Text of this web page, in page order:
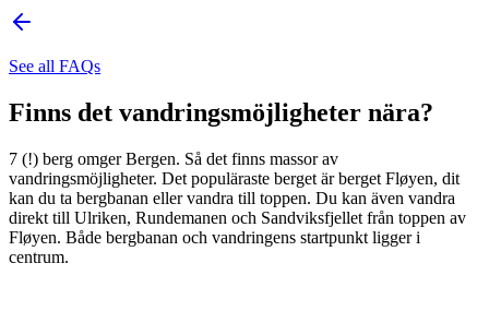
See all FAQs
Finns det vandringsmöjligheter nära?
7 (!) berg omger Bergen. Så det finns massor av
vandringsmöjligheter. Det populäraste berget är berget Fløyen, dit
kan du ta bergbanan eller vandra till toppen. Du kan även vandra
direkt till Ulriken, Rundemanen och Sandviksfjellet från toppen av
Fløyen. Både bergbanan och vandringens startpunkt ligger i
centrum.